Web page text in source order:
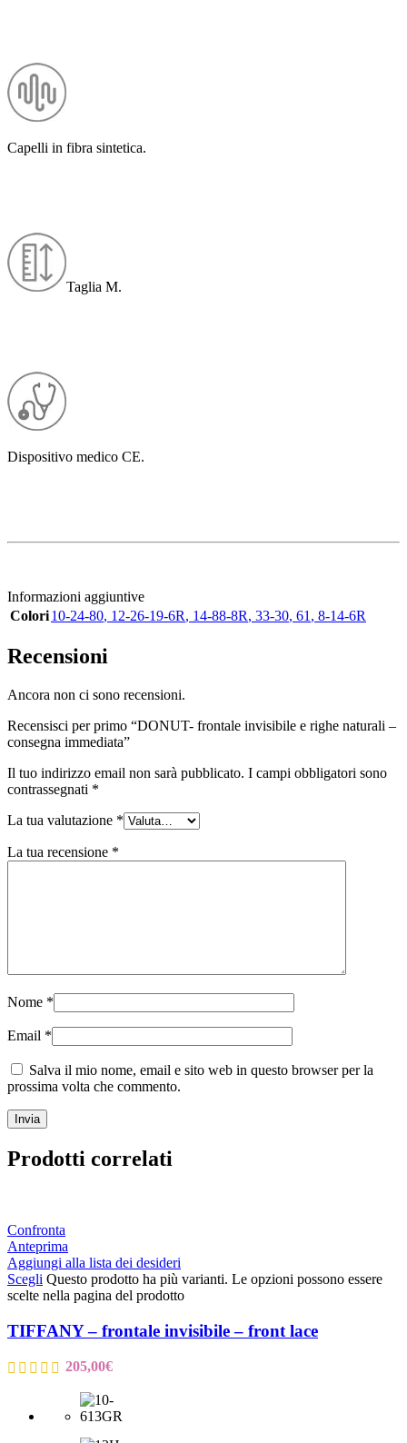
Capelli in fibra sintetica.
Taglia M.
Dispositivo medico CE.
Informazioni aggiuntive
Colori10-24-80, 12-26-19-6R, 14-88-8R, 33-30, 61 , 8-14-6R
Recensioni
Ancora non ci sono recensioni.
Recensisci per primo “DONUT- frontale invisibile e righe naturali –
consegna immediata”
Il tuo indirizzo email non sarà pubblicato. I campi obbligatori sono
contrassegnati *
La tua valutazione *
La tua recensione *
Nome *
Email *
Salva il mio nome, email e sito web in questo browser per la
prossima volta che commento.
Prodotti correlati
Confronta
Anteprima
Aggiungi alla lista dei desideri
Scegli Questo prodotto ha più varianti. Le opzioni possono essere
scelte nella pagina del prodotto
TIFFANY – frontale invisibile – front lace
205,00€